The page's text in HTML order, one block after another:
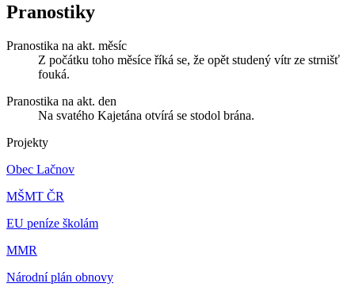
Pranostiky
Pranostika na akt. měsíc
Z počátku toho měsíce říká se, že opět studený vítr ze strnišť
fouká.
Pranostika na akt. den
Na svatého Kajetána otvírá se stodol brána.
Projekty
Obec Lačnov
MŠMT ČR
EU peníze školám
MMR
Národní plán obnovy